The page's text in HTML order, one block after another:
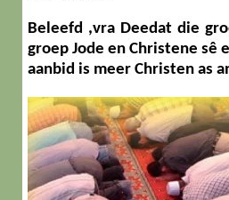
Beleefd ,vra Deedat die
groep Jode en Christene sê
aanbid is meer Christen as